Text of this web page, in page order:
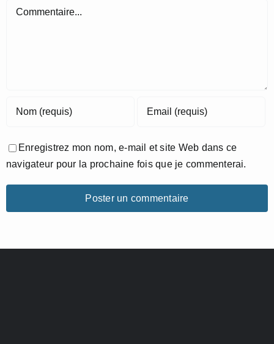
Commentaire
Enregistrez mon nom, e-mail et site Web dans ce
navigateur pour la prochaine fois que je commenterai.